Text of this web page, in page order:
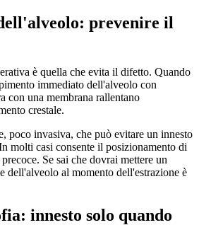
prevenire il
è quella che evita il difetto. Quando
immediato dell'alveolo con
con una membrana rallentano
crestale.
poco invasiva, che può evitare un innesto
molti casi consente il posizionamento di
Se sai che dovrai mettere un
dell'alveolo al momento dell'estrazione è
innesto solo quando